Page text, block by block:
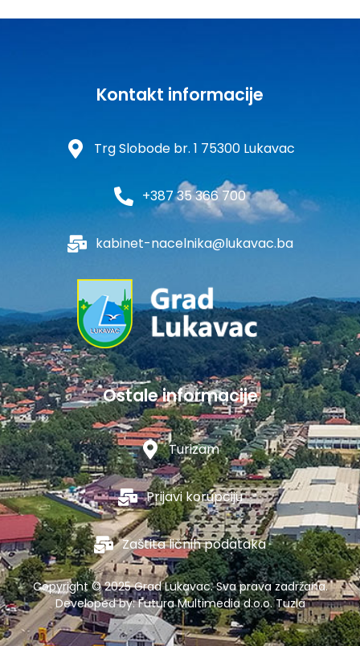
Kontakt informacije
Trg Slobode br. 1 75300 Lukavac
+387 35 366 700
kabinet-nacelnika@lukavac.ba
Ostale informacije
Turizam
Prijavi korupciju
Zaštita ličnih podataka
Copyright © 2025 Grad Lukavac. Sva prava zadržana.
Developed by:Futura Multimedia d.o.o. Tuzla